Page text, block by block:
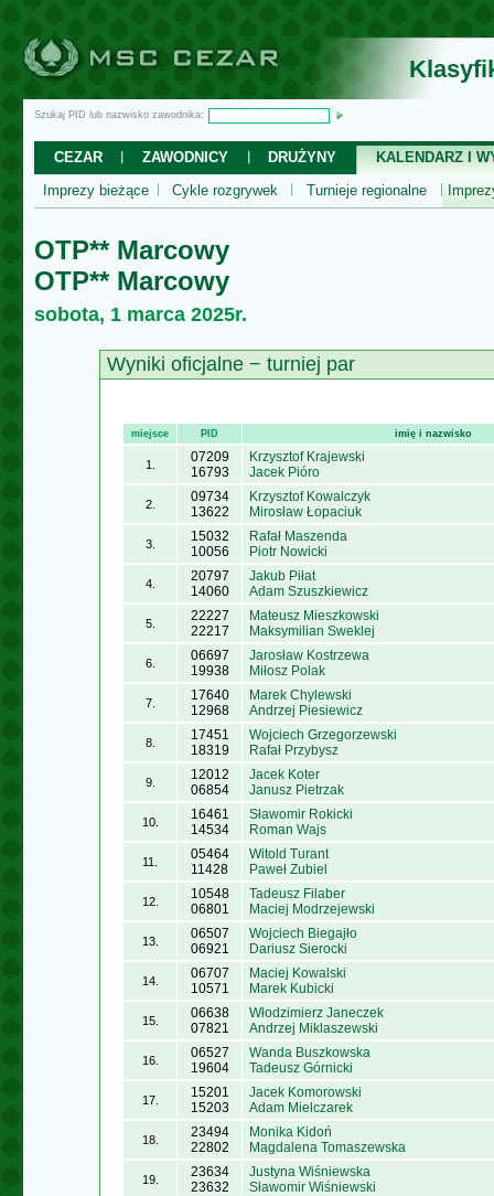
Szukaj PID lub nazwisko zawodnika:
CEZAR ZAWODNICY DRUŻYNY
KALENDARZ I
Imprezy bieżące
Cykle rozgrywek Turnieje regionalne
OTP** Marcowy
OTP** Marcowy
sobota, 1 marca 2025r.
Wyniki oficjalne − turniej par
miejsce PID imię i nazwisko
1.
07209
16793
Krzysztof Krajewski
Jacek Pióro
2.
09734
13622
Krzysztof Kowalczyk
Mirosław Łopaciuk
3.
15032
10056
Rafał Maszenda
Piotr Nowicki
4.
20797
14060
Jakub Piłat
Adam Szuszkiewicz
5.
22227
22217
Mateusz Mieszkowski
Maksymilian Sweklej
6.
06697
19938
Jarosław Kostrzewa
Miłosz Polak
7.
17640
12968
Marek Chylewski
Andrzej Piesiewicz
8.
17451
18319
Wojciech Grzegorzewski
Rafał Przybysz
9.
12012
06854
Jacek Koter
Janusz Pietrzak
10.
16461
14534
Sławomir Rokicki
Roman Wajs
11.
05464
11428
Witold Turant
Paweł Zubiel
12.
10548
06801
Tadeusz Filaber
Maciej Modrzejewski
13.
06507
06921
Wojciech Biegajło
Dariusz Sierocki
14.
06707
10571
Maciej Kowalski
Marek Kubicki
15.
06638
07821
Włodzimierz Janeczek
Andrzej Miklaszewski
16.
06527
19604
Wanda Buszkowska
Tadeusz Górnicki
17.
15201
15203
Jacek Komorowski
Adam Mielczarek
18.
23494
22802
Monika Kidoń
Magdalena Tomaszewska
19.
23634
23632
Justyna Wiśniewska
Sławomir Wiśniewski